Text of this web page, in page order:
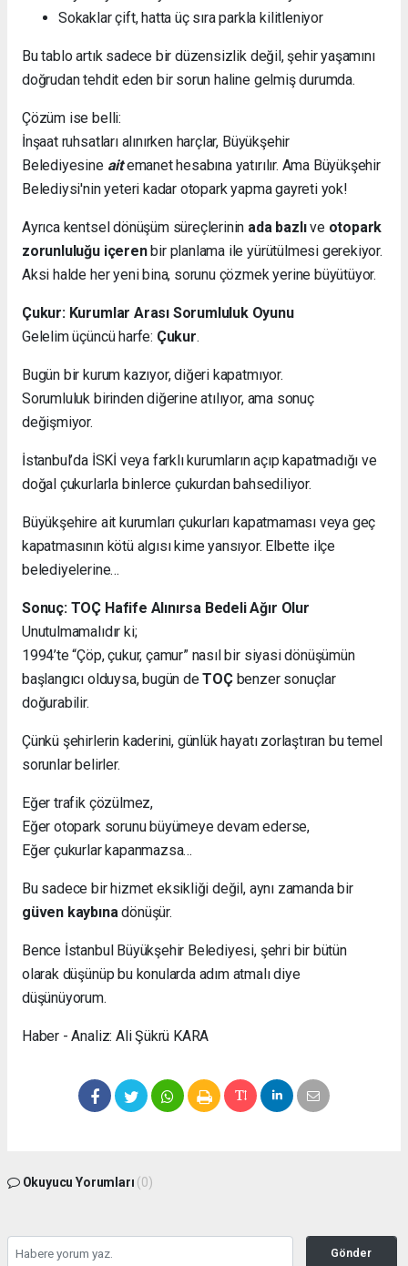
Sokaklar çift, hatta üç sıra parkla kilitleniyor
Bu tablo artık sadece bir düzensizlik değil, şehir yaşamını
doğrudan tehdit eden bir sorun haline gelmiş durumda.
Çözüm ise belli:
İnşaat ruhsatları alınırken harçlar, Büyükşehir
Belediyesine aitemanet hesabına yatırılır. Ama Büyükşehir
Belediysi'nin yeteri kadar otopark yapma gayreti yok!
Ayrıca kentsel dönüşüm süreçlerinin ada bazlıve otopark
zorunluluğu içerenbir planlama ile yürütülmesi gerekiyor.
Aksi halde her yeni bina, sorunu çözmek yerine büyütüyor.
Çukur: Kurumlar Arası Sorumluluk Oyunu
Gelelim üçüncü harfe: Çukur.
Bugün bir kurum kazıyor, diğeri kapatmıyor.
Sorumluluk birinden diğerine atılıyor, ama sonuç
değişmiyor.
İstanbul’da İSKİ veya farklı kurumların açıp kapatmadığı ve
doğal çukurlarla binlerce çukurdan bahsediliyor.
Büyükşehire ait kurumları çukurları kapatmaması veya geç
kapatmasının kötü algısı kime yansıyor. Elbette ilçe
belediyelerine…
Sonuç: TOÇ Hafife Alınırsa Bedeli Ağır Olur
Unutulmamalıdır ki;
1994’te “Çöp, çukur, çamur” nasıl bir siyasi dönüşümün
başlangıcı olduysa, bugün deTOÇbenzer sonuçlar
doğurabilir.
Çünkü şehirlerin kaderini, günlük hayatı zorlaştıran bu temel
sorunlar belirler.
Eğer trafik çözülmez,
Eğer otopark sorunu büyümeye devam ederse,
Eğer çukurlar kapanmazsa…
Bu sadece bir hizmet eksikliği değil, aynı zamanda bir
güven kaybınadönüşür.
Bence İstanbul Büyükşehir Belediyesi, şehri bir bütün
olarak düşünüp bu konularda adım atmalı diye
düşünüyorum.
Haber - Analiz: Ali Şükrü KARA
Okuyucu Yorumları (0)
Gönder